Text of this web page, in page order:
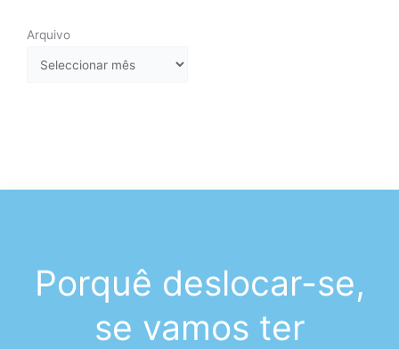
Arquivo
Arquivo
Porquê deslocar-se,
se vamos ter